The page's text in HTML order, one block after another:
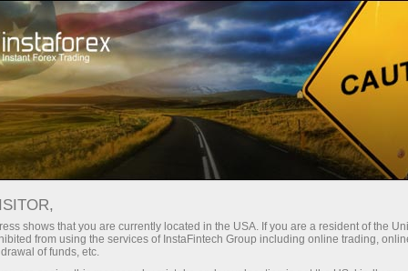
С InstaForex вы получаете
Минимальные
Бонус 30%
shows that you are currently located in the USA. If you are a resident of the
from using the services of InstaFintech Group including online trading,
of funds, etc.